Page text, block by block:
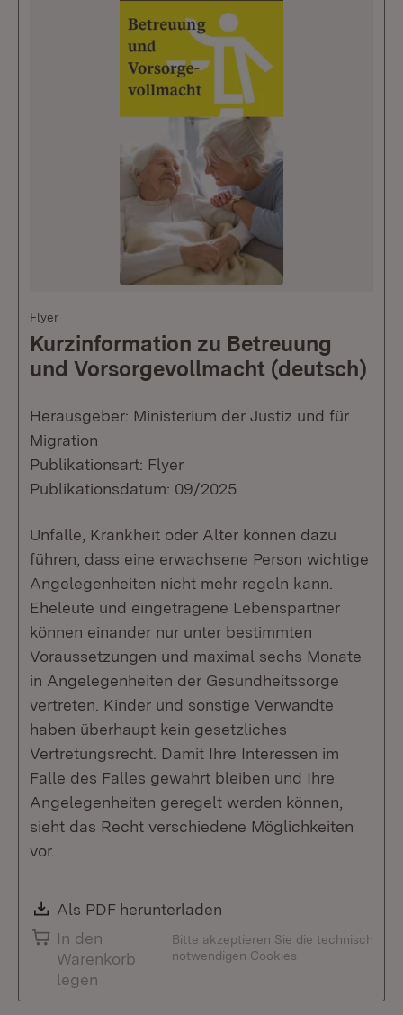
Flyer
Kurzinformation zu Betreuung
und Vorsorgevollmacht (deutsch)
Herausgeber: Ministerium der Justiz und für
Migration
Publikationsart: Flyer
Publikationsdatum: 09/2025
Unfälle, Krankheit oder Alter können dazu
führen, dass eine erwachsene Person wichtige
Angelegenheiten nicht mehr regeln kann.
Eheleute und eingetragene Lebenspartner
können einander nur unter bestimmten
Voraussetzungen und maximal sechs Monate
in Angelegenheiten der Gesundheitssorge
vertreten. Kinder und sonstige Verwandte
haben überhaupt kein gesetzliches
Vertretungsrecht. Damit Ihre Interessen im
Falle des Falles gewahrt bleiben und Ihre
Angelegenheiten geregelt werden können,
sieht das Recht verschiedene Möglichkeiten
vor.
Download:
Als PDF herunterladen
In den
Warenkorb
legen
Bitte akzeptieren Sie die technisch
notwendigen Cookies